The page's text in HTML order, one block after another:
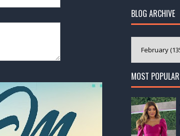
BLOG ARCHIVE
MOST POPULAR